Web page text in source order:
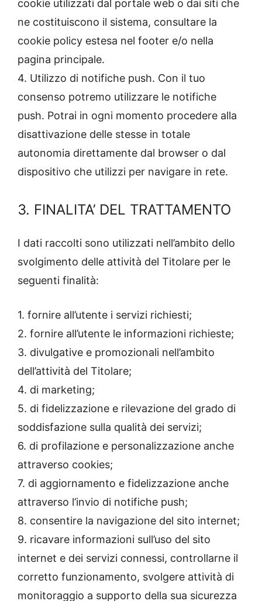
cookie utilizzati dal portale web o dai siti che
ne costituiscono il sistema, consultare la
cookie policy estesa nel footer e/o nella
pagina principale.
4. Utilizzo di notifiche push. Con il tuo
consenso potremo utilizzare le notifiche
push. Potrai in ogni momento procedere alla
disattivazione delle stesse in totale
autonomia direttamente dal browser o dal
dispositivo che utilizzi per navigare in rete.
3. FINALITA’ DEL TRATTAMENTO
I dati raccolti sono utilizzati nell’ambito dello
svolgimento delle attività del Titolare per le
seguenti finalità:
1. fornire all’utente i servizi richiesti;
2. fornire all’utente le informazioni richieste;
3. divulgative e promozionali nell’ambito
dell’attività del Titolare;
4. di marketing;
5. di fidelizzazione e rilevazione del grado di
soddisfazione sulla qualità dei servizi;
6. di profilazione e personalizzazione anche
attraverso cookies;
7. di aggiornamento e fidelizzazione anche
attraverso l’invio di notifiche push;
8. consentire la navigazione del sito internet;
9. ricavare informazioni sull’uso del sito
internet e dei servizi connessi, controllarne il
corretto funzionamento, svolgere attività di
monitoraggio a supporto della sua sicurezza